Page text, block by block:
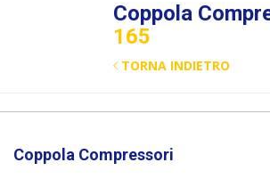
Coppola
165
TORNA INDIETRO
Coppola Compressori